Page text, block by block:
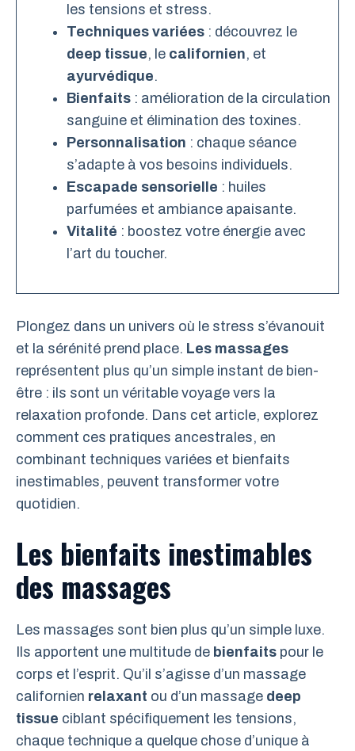
les tensions et stress.
Techniques variées : découvrez le
deep tissue, le californien, et
ayurvédique.
Bienfaits : amélioration de la circulation
sanguine et élimination des toxines.
Personnalisation : chaque séance
s’adapte à vos besoins individuels.
Escapade sensorielle : huiles
parfumées et ambiance apaisante.
Vitalité : boostez votre énergie avec
l’art du toucher.
Plongez dans un univers où le stress s’évanouit
et la sérénité prend place. Les massages
représentent plus qu’un simple instant de bien-
être : ils sont un véritable voyage vers la
relaxation profonde. Dans cet article, explorez
comment ces pratiques ancestrales, en
combinant techniques variées et bienfaits
inestimables, peuvent transformer votre
quotidien.
Les bienfaits inestimables
des massages
Les massages sont bien plus qu’un simple luxe.
Ils apportent une multitude de bienfaits pour le
corps et l’esprit. Qu’il s’agisse d’un massage
californien relaxant ou d’un massage deep
tissue ciblant spécifiquement les tensions,
chaque technique a quelque chose d’unique à